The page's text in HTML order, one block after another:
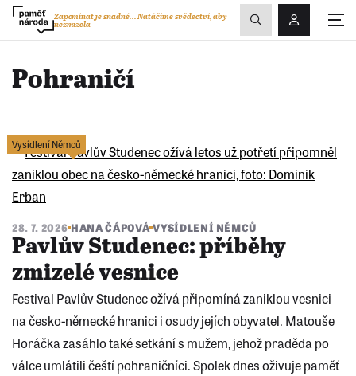
Přihlášení/
Zapomínat je snadné...Natáčíme svědectví, aby
nezmizela
Zobrazit
vyhledávání
Pohraničí
Vysídlení Němců
28. 7. 2026 HANA ČÁPOVÁ VYSÍDLENÍ NĚMCŮ
Pavlův Studenec: příběhy
zmizelé vesnice
Festival Pavlův Studenec ožívá připomíná zaniklou vesnici
na česko-německé hranici i osudy jejích obyvatel. Matouše
Horáčka zasáhlo také setkání s mužem, jehož praděda po
válce umlátili čeští pohraničníci. Spolek dnes oživuje paměť